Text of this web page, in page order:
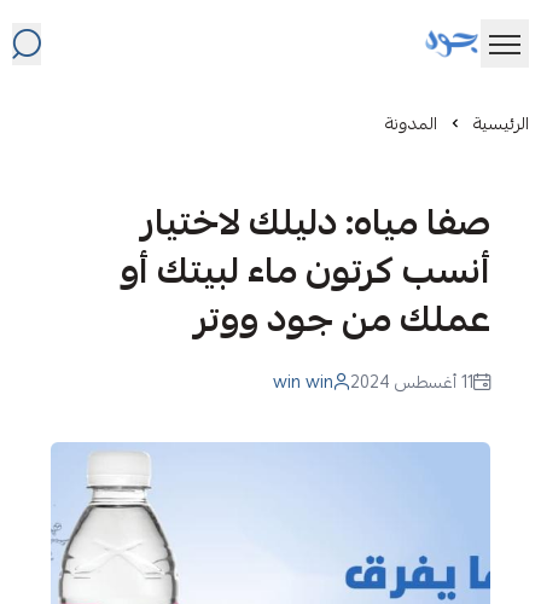
JOOD WATER
الرئيسية المدونة
صفا مياه: دليلك لاختيار
أنسب كرتون ماء لبيتك أو
عملك من جود ووتر
11 أغسطس 2024 win win